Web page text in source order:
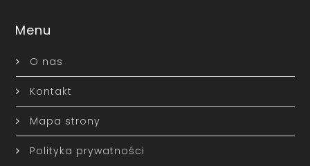
Menu
O nas
Kontakt
Mapa strony
Polityka prywatności